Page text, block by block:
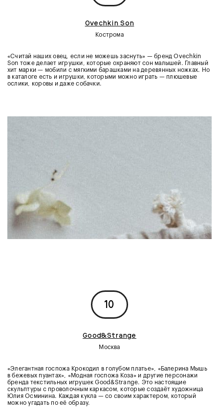
Ovechkin Son
Кострома
«Считай наших овец, если не можешь заснуть» — бренд Ovechkin
Son тоже делает игрушки, которые охраняют сон малышей. Главный
хит марки — мобили с мягкими барашками на деревянных ножках. Но
в каталоге есть и игрушки, которыми можно играть — плюшевые
ослики, коровы и даже собачки.
10
Good&Strange
Москва
«Элегантная госпожа Крокодил в голубом платье», «Балерина Мышь
в бежевых пуантах», «Модная госпожа Коза» и другие персонажи
бренда текстильных игрушек Good&Strange. Это настоящие
скульптуры с проволочным каркасом, которые создаёт художница
Юлия Осминина. Каждая кукла — со своим характером, который
можно угадать по её образу.